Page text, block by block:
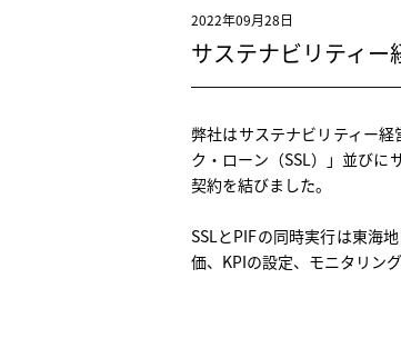
2022年09月28日
サステナビリティー
弊社はサステナビリティー
ク・ローン（SSL）」並びに
契約を結びました。
SSLとPIFの同時実行は東海
価、KPIの設定、モニタリン